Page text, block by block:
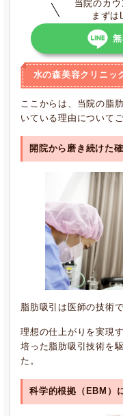
当院のカ
まずは
水の森美容クリニッ
ここからは、当院の脂
いている理由について
開院から磨き続けた
脂肪吸引は医師の技術
理想の仕上がりを実現
培った脂肪吸引技術を
た。
科学的根拠（EBM）